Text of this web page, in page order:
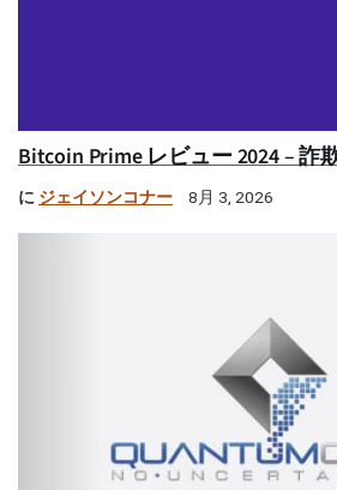
Bitcoin Prime レビュー 2024 – 詐
に ジェイソンコナー 8月 3, 2026